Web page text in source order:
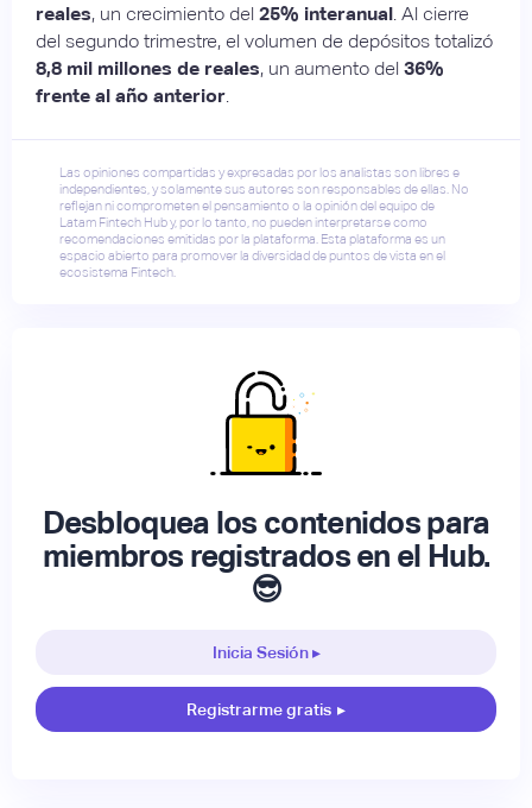
reales, un crecimiento del 25% interanual . Al cierre
del segundo trimestre, el volumen de depósitos totalizó
8,8 mil millones de reales, un aumento del 36%
frente al año anterior
Las opiniones compartidas y expresadas por los analistas son libres e
independientes, y solamente sus autores son responsables de ellas. No
reflejan ni comprometen el pensamiento o la opinión del equipo de
Latam Fintech Hub y, por lo tanto, no pueden interpretarse como
recomendaciones emitidas por la plataforma. Esta plataforma es un
espacio abierto para promover la diversidad de puntos de vista en el
ecosistema Fintech.
Desbloquea los contenidos para
miembros registrados en el Hub.
😎
Inicia Sesión ▸
Registrarme gratis ▸